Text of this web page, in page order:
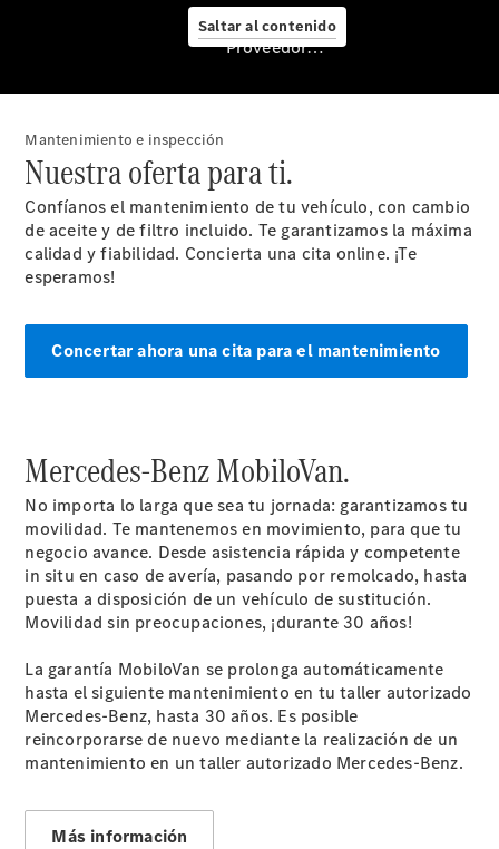
Saltar al contenido
Mercedes-
Benz
para
furgonetas
mobilidad
Control de
vehículos
Calidad
Mercedes-
Benz
Sobre
Nosotros
Proveedor/Protección de datos
Mantenimiento e inspección
Nuestra oferta para ti.
Confíanos el mantenimiento de tu vehículo, con cambio
de aceite y de filtro incluido. Te garantizamos la máxima
calidad y fiabilidad. Concierta una cita online. ¡Te
esperamos!
Concertar ahora una cita para el mantenimiento
Mercedes-Benz MobiloVan.
No importa lo larga que sea tu jornada: garantizamos tu
movilidad. Te mantenemos en movimiento, para que tu
negocio avance. Desde asistencia rápida y competente
in situ en caso de avería, pasando por remolcado, hasta
puesta a disposición de un vehículo de sustitución.
Movilidad sin preocupaciones, ¡durante 30 años!
La garantía MobiloVan se prolonga automáticamente
hasta el siguiente mantenimiento en tu taller autorizado
Mercedes-Benz, hasta 30 años. Es posible
reincorporarse de nuevo mediante la realización de un
mantenimiento en un taller autorizado Mercedes-Benz.
Más información